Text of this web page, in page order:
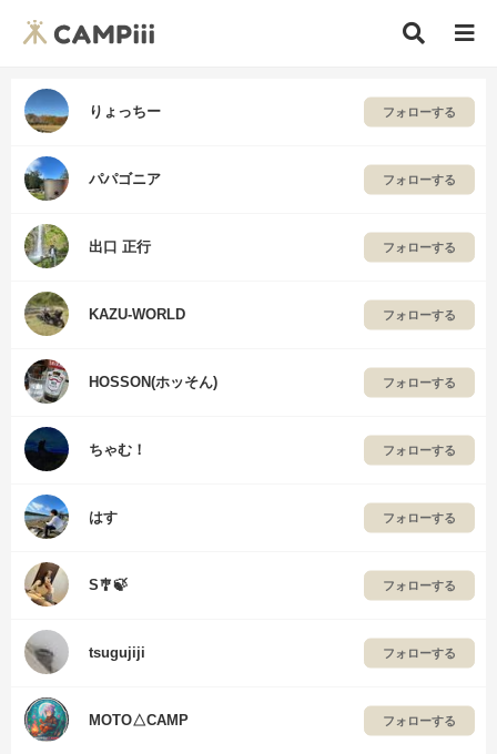
りょっちー フォローする
パパゴニア フォローする
出口 正行 フォローする
KAZU-WORLD フォローする
HOSSON(ホッそん) フォローする
ちゃむ！ フォローする
はす フォローする
S🎐🍃 フォローする
tsugujiji フォローする
MOTO△CAMP フォローする